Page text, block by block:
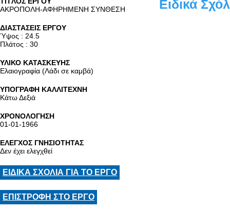
ΑΚΡΟΠΟΛΗ-ΑΦΗΡΗΜΕΝΗ ΣΥΝΘΕΣΗ
ΔΙΑΣΤΑΣΕΙΣ ΕΡΓΟΥ
Ύψος : 24.5
Πλάτος : 30
ΥΛΙΚΟ ΚΑΤΑΣΚΕΥΗΣ
Ελαιογραφία (Λάδι σε καμβά)
ΥΠΟΓΡΑΦΗ ΚΑΛΛΙΤΕΧΝΗ
Κάτω Δεξιά
ΧΡΟΝΟΛΟΓΗΣΗ
01-01-1966
ΕΛΕΓΧΟΣ ΓΝΗΣΙΟΤΗΤΑΣ
Δεν έχει ελεγχθεί
ΕΙΔΙΚΑ ΣΧΟΛΙΑ ΓΙΑ ΤΟ ΕΡΓΟ
ΕΠΙΣΤΡΟΦΗ ΣΤΟ ΕΡΓΟ
Ειδικά